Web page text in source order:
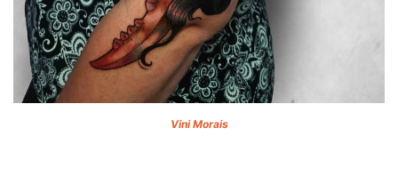
Vini Morais